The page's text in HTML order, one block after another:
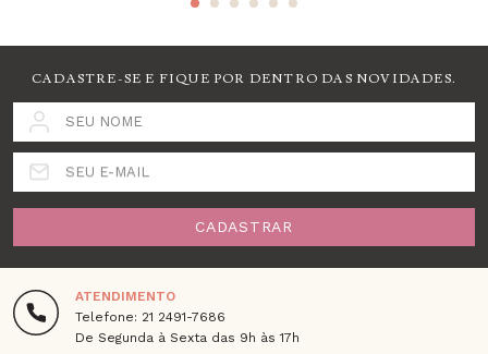
CADASTRE-SE E FIQUE POR DENTRO DAS NOVIDADES.
SEU NOME
SEU E-MAIL
CADASTRAR
ATENDIMENTO
Telefone: 21 2491-7686
De Segunda à Sexta das 9h às 17h